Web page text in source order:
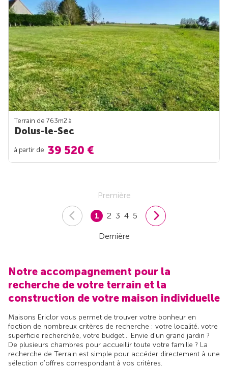
Terrain de 763m2 à
Dolus-le-Sec
à partir de 39 520 €
Première
1 2 3 4 5
Dernière
Notre accompagnement pour la
recherche de votre terrain et la
construction de votre maison individuelle
Maisons Ericlor vous permet de trouver votre bonheur en
foction de nombreux critères de recherche : votre localité, votre
superficie recherchée, votre budget... Envie d'un grand jardin ?
De plusieurs chambres pour accueillir toute votre famille ? La
recherche de Terrain est simple pour accéder directement à une
sélection d'offres correspondant à vos critères.